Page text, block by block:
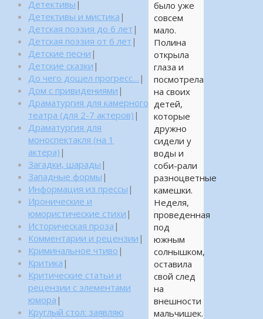
было уже
совсем
мало.
Полина
открыла
глаза и
посмотрела
на своих
детей,
которые
дружно
сидели у
воды и
соби-рали
разноцветные
камешки.
Неделя,
проведенная
под
южным
солнышком,
оставила
свой след
на
внешности
мальчишек.
Детективы |
Детективы и мистика |
Детская поэзия до 6 лет |
Детская поэзия от 6 лет |
Детские песни |
Детские сказки |
До чего дошел прогресс… |
Дом с привидениями |
Драматургия для камерного
театра (для 2-7 актеров) |
Драматургия для
моноспектакля (на 1
актера) |
Загадки, шарады |
Западные формы |
Информация из прессы |
Иронические и
юмористические стихи |
Историческая проза |
Комментарии и рецензии |
Криминальное чтиво |
Критика |
Критические статьи и
рецензии с элементами
юмора |
Круглый стол: заявляю